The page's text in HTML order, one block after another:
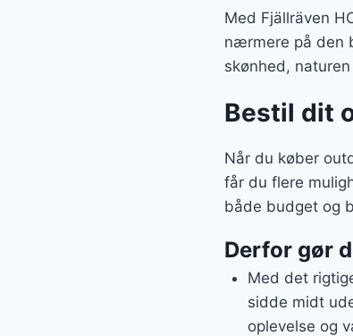
Med Fjällräven
nærmere på den
skønhed,
Bestil dit
Når du køber
får du flere
både budget og
Derfor gør
Med det
sidde midt
oplevelse og